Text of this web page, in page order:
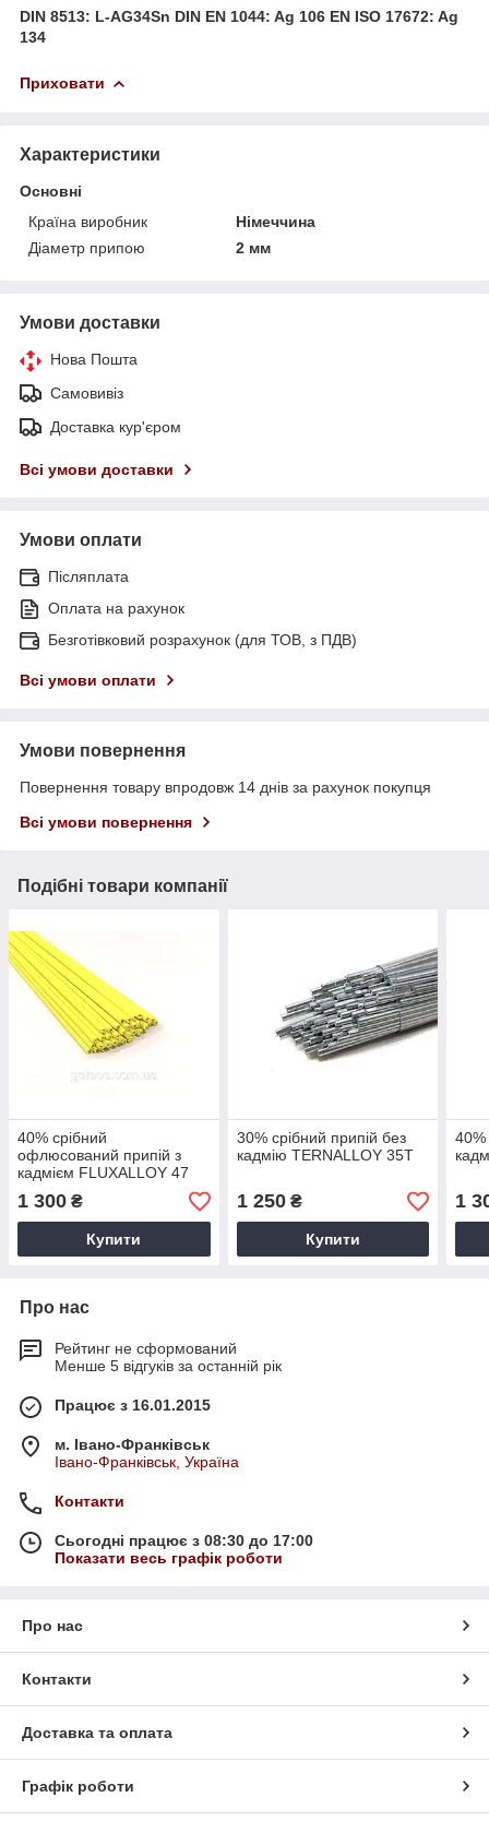
DIN 8513: L-AG34Sn DIN EN 1044: Ag 106 EN ISO 17672: Ag
134
Приховати
Характеристики
Основні
Країна виробник
Німеччина
Діаметр припою
2 мм
Умови доставки
Нова Пошта
Самовивіз
Доставка кур'єром
Всі умови доставки
Умови оплати
Післяплата
Оплата на рахунок
Безготівковий розрахунок (для ТОВ, з ПДВ)
Всі умови оплати
Умови повернення
Повернення товару впродовж 14 днів за рахунок покупця
Всі умови повернення
Подібні товари компанії
40% срібний
офлюсований припій з
кадмієм FLUXALLOY 47
(Ag40Cd)
1 300 ₴
Купити
30% срібний припій без
кадмію TERNALLOY 35T
1 250₴
Купити
40%
1
Про нас
Рейтинг не сформований
Менше 5 відгуків за останній рік
Працює з 16.01.2015
м. Івано-Франківськ
Івано-Франківськ, Україна
Контакти
Сьогодні працює з 08:30 до 17:00
Показати весь графік роботи
Про нас
Контакти
Доставка та оплата
Графік роботи